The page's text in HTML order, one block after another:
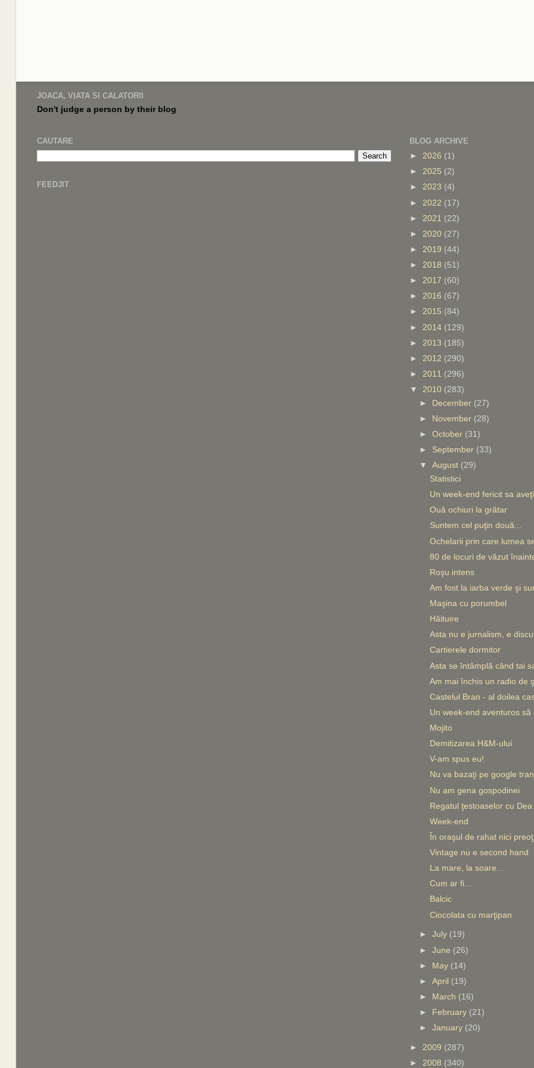
JOACA, VIATA SI CALATORII
Don't judge a person by their blog
CAUTARE
FEEDJIT
BLOG ARCHIVE
► 2026 (1)
► 2025 (2)
► 2023 (4)
► 2022 (17)
► 2021 (22)
► 2020 (27)
► 2019 (44)
► 2018 (51)
► 2017 (60)
► 2016 (67)
► 2015 (84)
► 2014 (129)
► 2013 (185)
► 2012 (290)
► 2011 (296)
▼ 2010 (283)
►
December (27)
►
November (28)
►October (31)
► September (33)
▼August (29)
Statistici
Un week-end fericit sa
Ouă ochiuri la grătar
Suntem cel puţin două...
Ochelarii prin care lumea
80 de locuri de văzut
Roşu intens
Am fost la iarba verde şi
Maşina cu porumbel
Hăituire
Asta nu e jurnalism, e
Cartierele dormitor
Asta se întâmplă când tai
Am mai închis un radio de
Castelul Bran - al doilea
Un week-end aventuros să
Mojito
Demitizarea H&M-ului
V-am spus eu!
Nu va bazaţi pe google
Nu am gena gospodinei
Regatul ţestoaselor cu
Week-end
În oraşul de rahat nici
Vintage nu e second hand
La mare, la soare...
Cum ar fi...
Balcic
Ciocolata cu marţipan
►July (19)
►June (26)
► May (14)
►April (19)
►
March (16)
►
February (21)
►January (20)
► 2009 (287)
► 2008 (340)